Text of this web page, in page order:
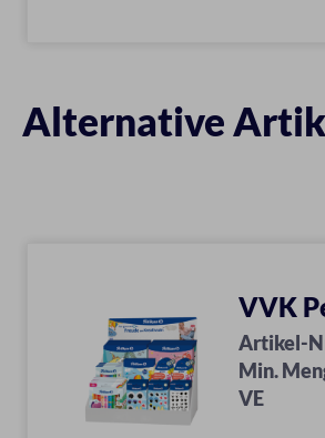
Alternative
VVK
Artikel-
Min.
VE